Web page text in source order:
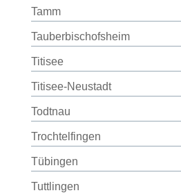
Tamm
Tauberbischofsheim
Titisee
Titisee-Neustadt
Todtnau
Trochtelfingen
Tübingen
Tuttlingen